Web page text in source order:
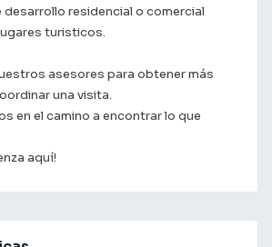
residencial o comercial
turisticos.
asesores para obtener más
una visita.
en el camino a encontrar lo que
aquí!